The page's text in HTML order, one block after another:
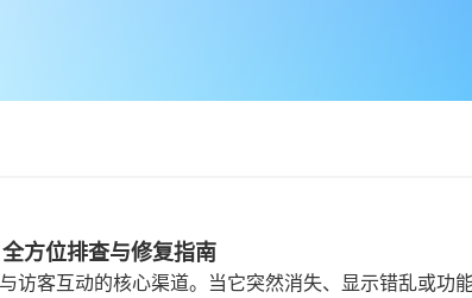
方位排查与修复指南